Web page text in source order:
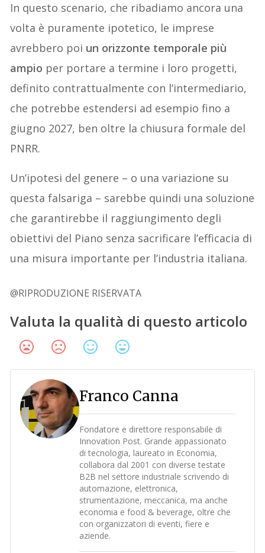
In questo scenario, che ribadiamo ancora una
volta è puramente ipotetico, le imprese
avrebbero poi un orizzonte temporale più
ampio per portare a termine i loro progetti,
definito contrattualmente con l’intermediario,
che potrebbe estendersi ad esempio fino a
giugno 2027, ben oltre la chiusura formale del
PNRR.
Un’ipotesi del genere – o una variazione su
questa falsariga – sarebbe quindi una soluzione
che garantirebbe il raggiungimento degli
obiettivi del Piano senza sacrificare l’efficacia di
una misura importante per l’industria italiana.
@RIPRODUZIONE RISERVATA
Valuta la qualità di questo articolo
Franco Canna
Fondatore e direttore responsabile di
Innovation Post. Grande appassionato
di tecnologia, laureato in Economia,
collabora dal 2001 con diverse testate
B2B nel settore industriale scrivendo di
automazione, elettronica,
strumentazione, meccanica, ma anche
economia e food & beverage, oltre che
con organizzatori di eventi, fiere e
aziende.